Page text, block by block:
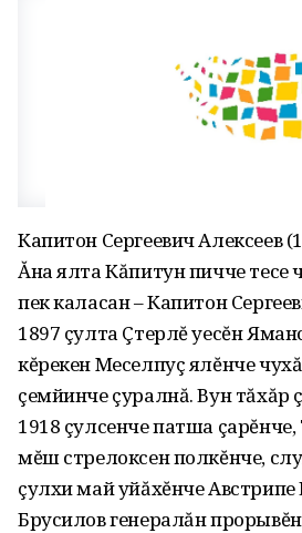
Капитон Сергеевич Алексеев
Ăна ялта Кăпитун пичче тесе
пек каласан – Капитон
1897 çулта Çтерлĕ уесĕн
кĕрекен Меселпуç ялĕнче
çемйинче çуралнă. Вун тăхăр
1918 çулсенче патша çарĕнче,
мĕш стрелоксен полкĕнче,
çулхи май уйăхĕнче
Брусилов генералăн